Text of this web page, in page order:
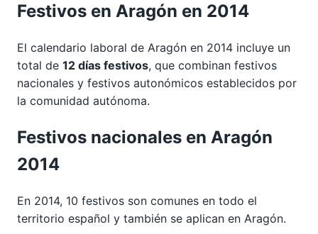
Festivos en Aragón en 2014
El calendario laboral de Aragón en 2014 incluye un
total de 12 días festivos, que combinan festivos
nacionales y festivos autonómicos establecidos por
la comunidad autónoma.
Festivos nacionales en Aragón
2014
En 2014, 10 festivos son comunes en todo el
territorio español y también se aplican en Aragón.